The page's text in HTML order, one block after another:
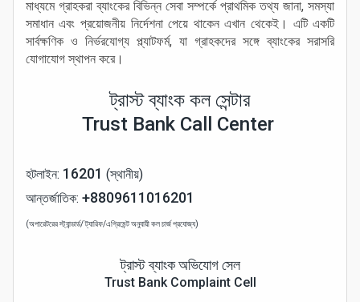
মাধ্যমে গ্রাহকরা ব্যাংকের বিভিন্ন সেবা সম্পর্কে প্রাথমিক তথ্য জানা, সমস্যা
সমাধান এবং প্রয়োজনীয় নির্দেশনা পেয়ে থাকেন এখান থেকেই। এটি একটি
সার্বক্ষণিক ও নির্ভরযোগ্য প্ল্যাটফর্ম, যা গ্রাহকদের সঙ্গে ব্যাংকের সরাসরি
যোগাযোগ স্থাপন করে।
ট্রাস্ট ব্যাংক কল সেন্টার
Trust Bank Call Center
হটলাইন: 16201 (স্থানীয়)
আন্তর্জাতিক: +8809611016201
(অপারেটরের স্ট্যান্ডার্ড/ ট্যারিফ/এগ্রিমেন্ট অনুযায়ী কল চার্জ প্রযোজ্য)
ট্রাস্ট ব্যাংক অভিযোগ সেল
Trust Bank Complaint Cell